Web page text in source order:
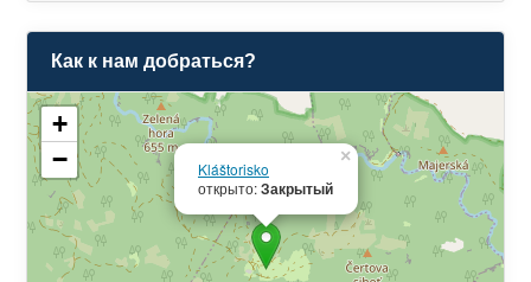
Как к нам добраться?
Kláštorisko
открыто:Закрытый
×
+
−